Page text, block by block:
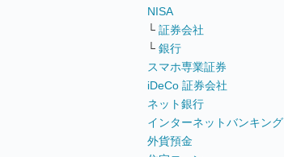
NISA
└ 証券会社
└ 銀行
スマホ専業証券
iDeCo 証券会社
ネット銀行
インターネットバンキング
外貨預金